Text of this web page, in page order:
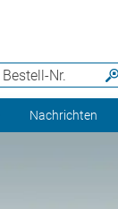
Bestell-Nr.
Nachrichten